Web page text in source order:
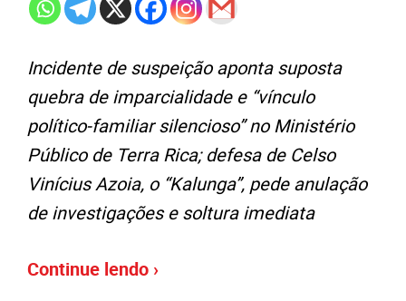
Incidente de suspeição aponta suposta
quebra de imparcialidade e “vínculo
político-familiar silencioso” no Ministério
Público de Terra Rica; defesa de Celso
Vinícius Azoia, o “Kalunga”, pede anulação
de investigações e soltura imediata
Continue lendo ›